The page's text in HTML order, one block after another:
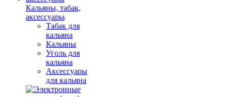
Кальяны, табак,
аксессуары
Табак для
кальяна
Кальяны
Уголь для
кальяна
Аксессуары
для кальяна